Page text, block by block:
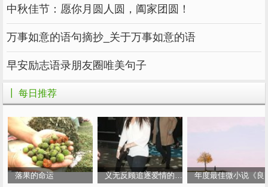
应该是：12月22日，太阳直接进入南回归线，
北半球最短的夜晚，从那时起，太阳越来越短，
北半球中午太阳高度角最低，北极圈北极夜现
象，世界上最大，太阳位于最近的点附近，地球
春天的冰融化了，柳绿花红了。夏至烈日，五彩
缤纷。秋天，千秋万代。冬至冰霜，岁末寒冷。
2021年最后一个节气，新年不远~
冬至到了，天冷了，头脚暖暖的，不要逞强，放
中秋佳节：愿你月圆人圆，阖家团圆！
万事如意的语句摘抄_关于万事如意的语
早安励志语录朋友圈唯美句子
┃ 每日推荐
落果的命运 义无反顾追逐爱情的女人 年度最佳微小说《良